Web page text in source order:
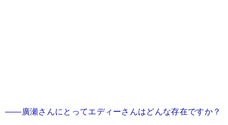
――廣瀬さんにとってエディーさんはどんな存在ですか？